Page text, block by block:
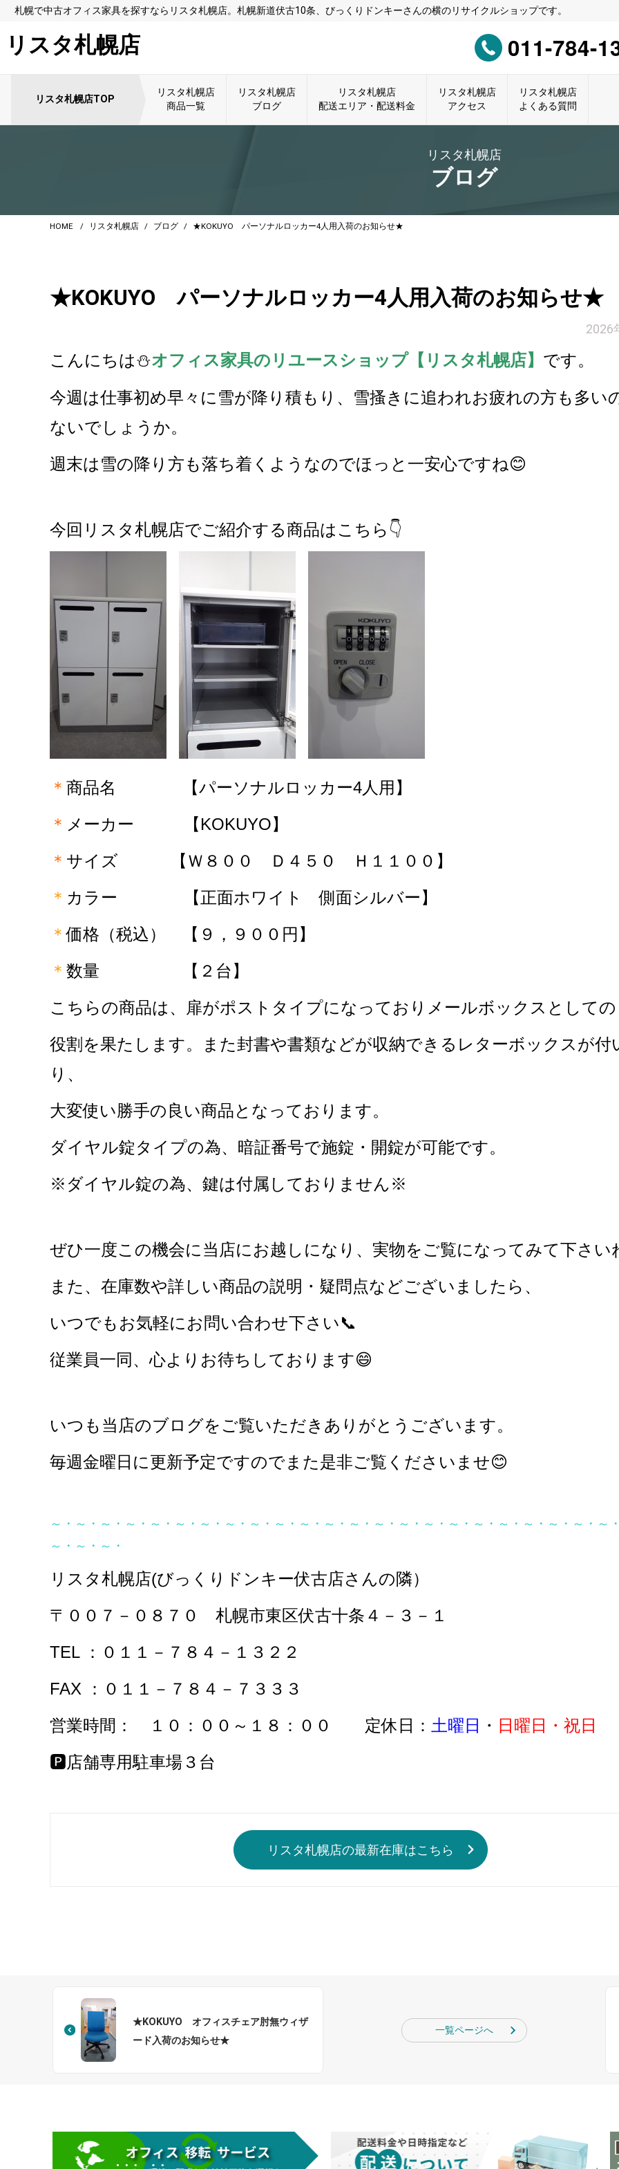
札幌で中古オフィス家具を探すならリスタ札幌店。札幌新道伏古10条、びっくりドンキーさんの横のリサイクルショップです。
リスタ札幌店 011-784-
リスタ札幌店TOP
リスタ札幌店
商品一覧
リスタ札幌店
ブログ
リスタ札幌店
配送エリア・配送料金
リスタ札幌店
アクセス
リスタ札幌店
よくある質問
リスタ札幌店
ブログ
HOME リスタ札幌店 ブログ ★KOKUYO パーソナルロッカー4人用入荷のお知らせ★
★KOKUYO パーソナルロッカー4人用入荷のお知らせ★
2026
こんにちは⛄オフィス家具のリユースショップ【リスタ札幌店】 です。
今週は仕事初め早々に雪が降り積もり、雪搔きに追われお疲れの方も多い
ないでしょうか。
週末は雪の降り方も落ち着くようなのでほっと一安心ですね😊
今回リスタ札幌店でご紹介する商品はこちら👇
＊ 商品名 【パーソナルロッカー4人用 】
＊ メーカー 【KOKUYO】
＊ サイズ 【Ｗ８００ Ｄ４５０ Ｈ１１００】
＊ カラー 【正面ホワイト 側面シルバー】
＊価格（税込） 【９，９００円】
＊ 数量 【２台】
こちらの商品は、扉がポストタイプになっておりメールボックスとしての
役割を果たします。また封書や書類などが収納できるレターボックスが付
り、
大変使い勝手の良い商品となっております。
ダイヤル錠タイプの為、暗証番号で施錠・開錠が可能です。
※ダイヤル錠の為、鍵は付属しておりません※
ぜひ一度この機会に当店にお越しになり、 実物をご覧になってみて下さい
また、在庫数や詳しい商品の説明・疑問点などございましたら、
いつでもお気軽にお問い合わせ下さい📞
従業員一同、心よりお待ちしております😄
いつも当店のブログをご覧いただきありがとうございます。
毎週金曜日に更新予定ですのでまた是非ご覧くださいませ😊
～・～・～・～・～・～・～・～・～・～・～・～・～・～・～・～・～・～・～・～・～・～・～
～・～・～・
リスタ札幌店(びっくりドンキー伏古店さんの隣）
〒００７－０８７０ 札幌市東区伏古十条４－３－１
TEL ：０１１－７８４－１３２２
FAX ：０１１－７８４－７３３
営業時間： １０：００～１８：００ 定休日： 土曜日 ・ 日曜日・祝日
🅿店舗専用駐車場３台
リスタ札幌店の最新在庫はこちら
★KOKUYO オフィスチェア肘無ウィザ
ード入荷のお知らせ★
一覧ページへ